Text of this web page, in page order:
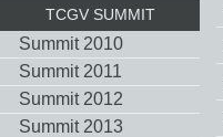
TCGV SUMMIT
Summit 2010
Summit 2011
Summit 2012
Summit 2013